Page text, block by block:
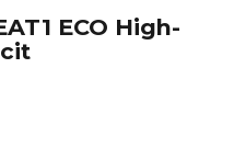
ECO High-